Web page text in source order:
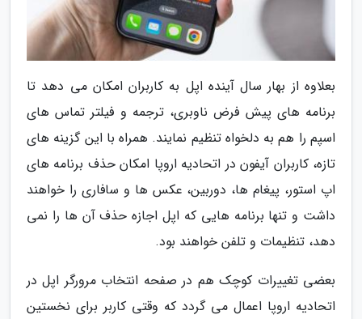
بعلاوه از بهار سال آینده اپل به کاربران امکان می دهد تا
برنامه های پیش فرض ناوبری، ترجمه و فیلتر تماس های
اسپم را هم به دلخواه تنظیم نمایند. همراه با این گزینه های
تازه، کاربران آیفون در اتحادیه اروپا امکان حذف برنامه های
اپ استور، پیغام ها، دوربین، عکس ها و سافاری را خواهند
داشت و تنها برنامه هایی که اپل اجازه حذف آن ها را نمی
دهد، تنظیمات و تلفن خواهند بود.
بعضی تغییرات کوچک هم در صفحه انتخاب مرورگر اپل در
اتحادیه اروپا اعمال می گردد که وقتی کاربر برای نخستین